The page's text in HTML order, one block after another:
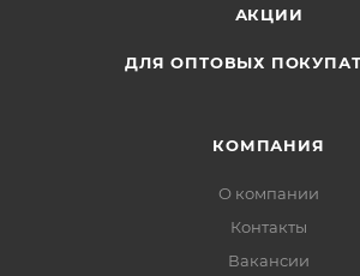
АКЦИИ
ДЛЯ ОПТОВЫХ
КОМПАНИЯ
О компании
Контакты
Вакансии